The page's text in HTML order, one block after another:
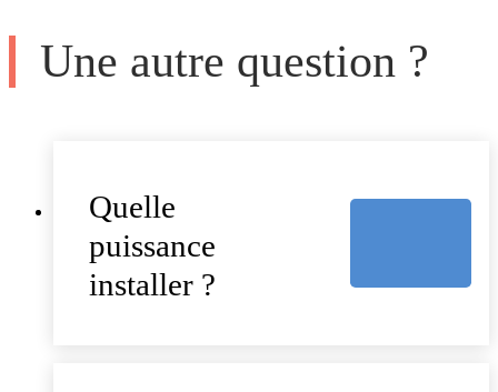
Une autre question ?
Quelle
puissance
installer ?